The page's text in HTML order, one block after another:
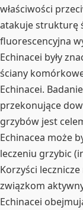
właściwości
atakuje strukturę
fluorescencyjna
Echinacei były
ściany
Echinacei.
przekonujące
grzybów jest
Echinacea może
leczeniu grzybic
Korzyści
związkom
Echinacei